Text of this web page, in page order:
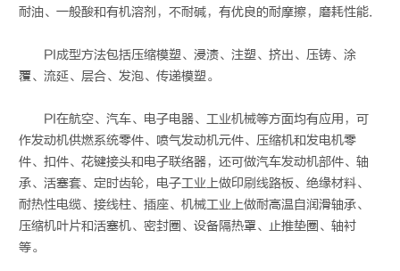
耐油、一般酸和有机溶剂，不耐碱，有优良的耐摩擦，磨耗性能.
PI成型方法包括压缩模塑、浸渍、注塑、挤出、压铸、涂
覆、流延、层合、发泡、传递模塑。
PI在航空、汽车、电子电器、工业机械等方面均有应用，可
作发动机供燃系统零件、喷气发动机元件、压缩机和发电机零
件、扣件、花键接头和电子联络器，还可做汽车发动机部件、轴
承、活塞套、定时齿轮，电子工业上做印刷线路板、绝缘材料、
耐热性电缆、接线柱、插座、机械工业上做耐高温自润滑轴承、
压缩机叶片和活塞机、密封圈、设备隔热罩、止推垫圈、轴衬
等。